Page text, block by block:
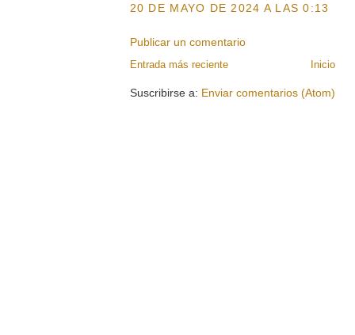
20 DE MAYO DE 2024 A LAS 0:13
Publicar un comentario
Entrada más reciente Inicio
Suscribirse a: Enviar comentarios (Atom)